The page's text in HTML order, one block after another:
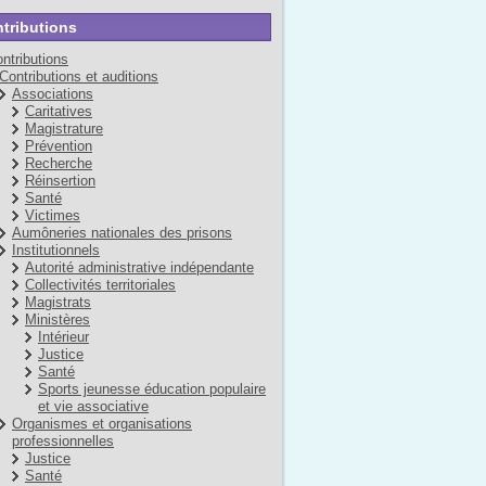
Contributions et auditions
Associations
Caritatives
Magistrature
Prévention
Recherche
Réinsertion
Santé
Victimes
Aumôneries nationales des prisons
Institutionnels
Autorité administrative indépendante
Collectivités territoriales
Magistrats
Ministères
Intérieur
Justice
Santé
Sports jeunesse éducation populaire
et vie associative
Organismes et organisations
professionnelles
Justice
Santé